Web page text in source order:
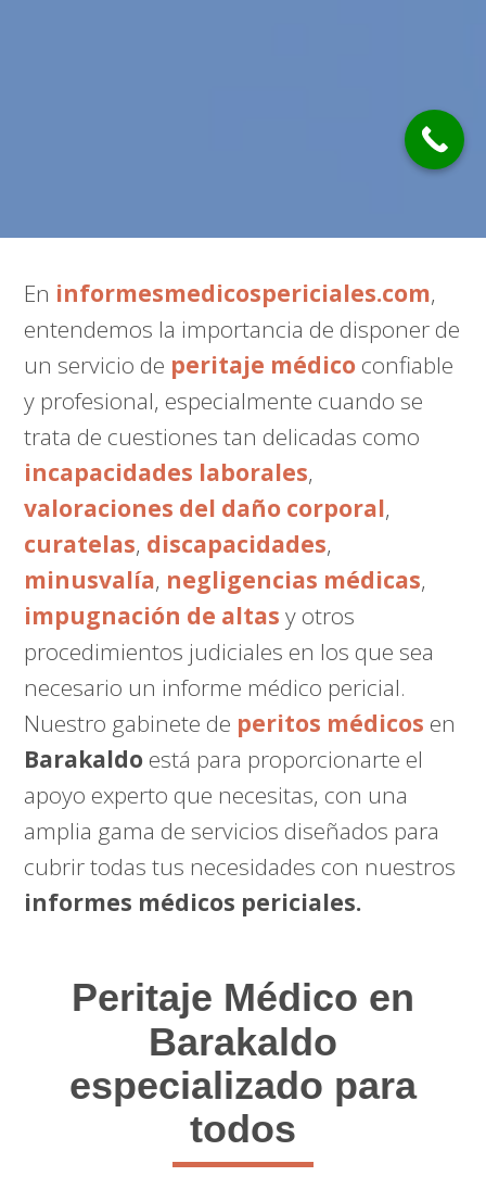
En informesmedicospericiales.com,
entendemos la importancia de disponer de
un servicio de peritaje médico confiable
y profesional, especialmente cuando se
trata de cuestiones tan delicadas como
incapacidades laborales,
valoraciones del daño corporal,
curatelas, discapacidades,
minusvalía, negligencias médicas,
impugnación de altas y otros
procedimientos judiciales en los que sea
necesario un informe médico pericial.
Nuestro gabinete de peritos médicos en
Barakaldo está para proporcionarte el
apoyo experto que necesitas, con una
amplia gama de servicios diseñados para
cubrir todas tus necesidades con nuestros
informes médicos periciales.
Peritaje Médico en
Barakaldo
especializado para
todos